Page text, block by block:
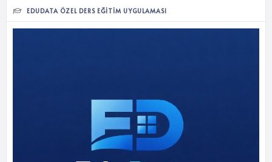
EDUDATA ÖZEL DERS EĞITIM UYGULAMASI